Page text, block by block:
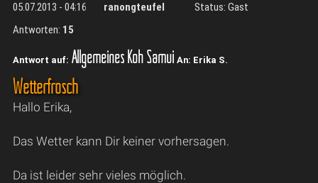
05.07.2013 - 04:16 ranongteufel
Status: Gast
Antworten: 15
Antwort auf: Allgemeines Koh Samui An: Erika S.
Wetterfrosch
Hallo Erika,
Das Wetter kann Dir keiner vorhersagen.
Da ist leider sehr vieles möglich.